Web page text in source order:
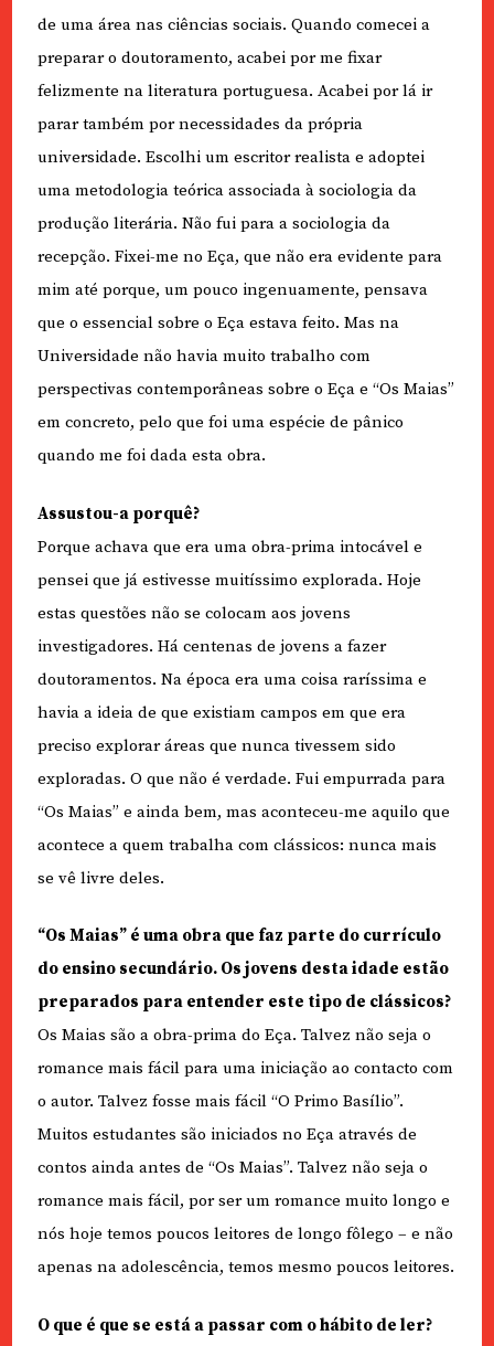
de uma área nas ciências sociais. Quando comecei a
preparar o doutoramento, acabei por me fixar
felizmente na literatura portuguesa. Acabei por lá ir
parar também por necessidades da própria
universidade. Escolhi um escritor realista e adoptei
uma metodologia teórica associada à sociologia da
produção literária. Não fui para a sociologia da
recepção. Fixei-me no Eça, que não era evidente para
mim até porque, um pouco ingenuamente, pensava
que o essencial sobre o Eça estava feito. Mas na
Universidade não havia muito trabalho com
perspectivas contemporâneas sobre o Eça e “Os Maias”
em concreto, pelo que foi uma espécie de pânico
quando me foi dada esta obra.
Assustou-a porquê?
Porque achava que era uma obra-prima intocável e
pensei que já estivesse muitíssimo explorada. Hoje
estas questões não se colocam aos jovens
investigadores. Há centenas de jovens a fazer
doutoramentos. Na época era uma coisa raríssima e
havia a ideia de que existiam campos em que era
preciso explorar áreas que nunca tivessem sido
exploradas. O que não é verdade. Fui empurrada para
“Os Maias” e ainda bem, mas aconteceu-me aquilo que
acontece a quem trabalha com clássicos: nunca mais
se vê livre deles.
“Os Maias” é uma obra que faz parte do currículo
do ensino secundário. Os jovens desta idade estão
preparados para entender este tipo de clássicos?
Os Maias são a obra-prima do Eça. Talvez não seja o
romance mais fácil para uma iniciação ao contacto com
o autor. Talvez fosse mais fácil “O Primo Basílio”.
Muitos estudantes são iniciados no Eça através de
contos ainda antes de “Os Maias”. Talvez não seja o
romance mais fácil, por ser um romance muito longo e
nós hoje temos poucos leitores de longo fôlego – e não
apenas na adolescência, temos mesmo poucos leitores.
O que é que se está a passar com o hábito de ler?